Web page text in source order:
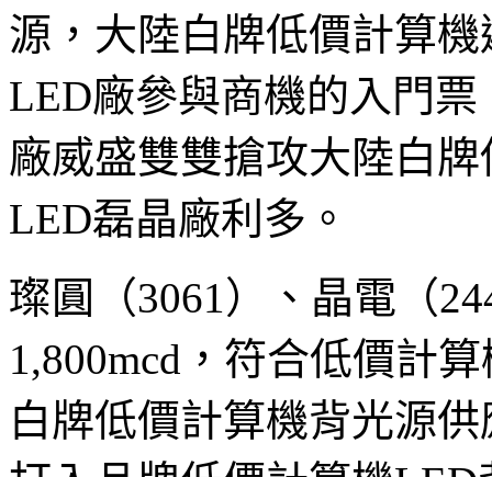
源，大陸白牌低價計算
LED廠參與商機的入門
廠威盛雙雙搶攻大陸白
LED磊晶廠利多。
璨圓（3061）、晶電（
1,800mcd，符合低價計
白牌低價計算機背光源